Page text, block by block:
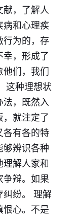
献，了解人
病和心理疾
行为的，存
幸，形成了
们，我们
这种理想状
法，既然入
，就注定了
各有各的特
够辨识各种
解人家和
争辩。如果
纠纷。 理解
恨心。不是